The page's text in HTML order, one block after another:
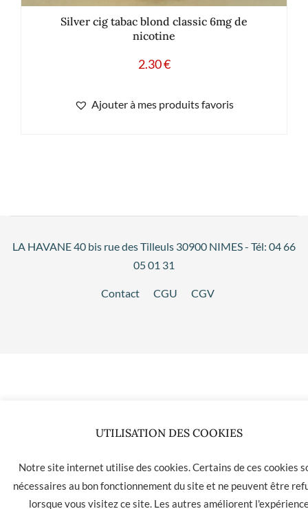
Silver cig tabac blond classic 6mg de
nicotine
2.30€
Ajouter à mes produits favoris
LA HAVANE 40 bis rue des Tilleuls 30900 NIMES - Tél: 04 66
05 01 31
Contact CGU CGV
UTILISATION DES COOKIES
Notre site internet utilise des cookies. Certains de ces cookies
nécessaires au bon fonctionnement du site et ne peuvent être
lorsque vous visitez ce site. Les autres améliorent